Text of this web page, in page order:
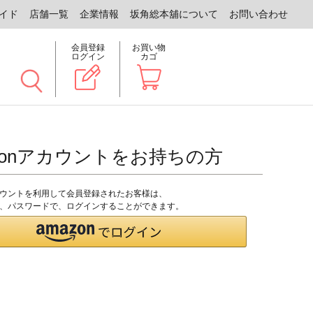
ド 店舗一覧 企業情報 坂角総本舖について お問い合わせ
会員登録
ログイン
お買い物
カゴ
アカウントをお持ちの方
ントを利用して会員登録されたお客様は、
パスワードで、ログインすることができます。